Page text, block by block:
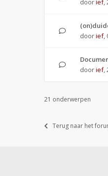
doorief,
doorief,
doorief,
21 onderwerpen
Terug naar het